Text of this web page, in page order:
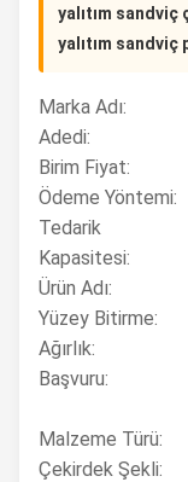
yalıtım sandviç
yalıtım
Marka Adı:
Adedi:
Birim Fiyat:
Ödeme Yöntemi:
Tedarik
Kapasitesi:
Ürün Adı:
Yüzey Bitirme:
Ağırlık:
Başvuru:
Malzeme Türü:
Çekirdek Şekli: